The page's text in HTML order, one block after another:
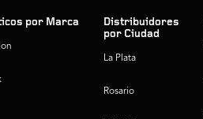
por Marca
Distribuidores
por Ciudad
La Plata
Rosario